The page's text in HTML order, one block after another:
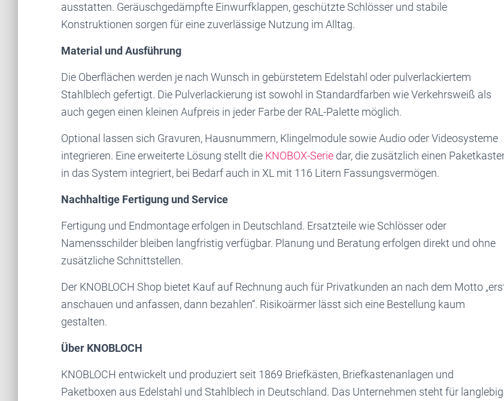
ausstatten. Geräuschgedämpfte Einwurfklappen, geschützte Schlösser und stabile
Konstruktionen sorgen für eine zuverlässige Nutzung im Alltag.
Material und Ausführung
Die Oberflächen werden je nach Wunsch in gebürstetem Edelstahl oder pulverlackiertem
Stahlblech gefertigt. Die Pulverlackierung ist sowohl in Standardfarben wie Verkehrsweiß als
auch gegen einen kleinen Aufpreis in jeder Farbe der RAL-Palette möglich.
Optional lassen sich Gravuren, Hausnummern, Klingelmodule sowie Audio oder Videosysteme
integrieren. Eine erweiterte Lösung stellt die KNOBOX-Serie dar, die zusätzlich einen
in das System integriert, bei Bedarf auch in XL mit 116 Litern Fassungsvermögen.
Nachhaltige Fertigung und Service
Fertigung und Endmontage erfolgen in Deutschland. Ersatzteile wie Schlösser oder
Namensschilder bleiben langfristig verfügbar. Planung und Beratung erfolgen direkt und ohne
zusätzliche Schnittstellen.
Der KNOBLOCH Shop bietet Kauf auf Rechnung auch für Privatkunden an nach dem Motto
anschauen und anfassen, dann bezahlen“. Risikoärmer lässt sich eine Bestellung kaum
gestalten.
Über KNOBLOCH
KNOBLOCH entwickelt und produziert seit 1869 Briefkästen, Briefkastenanlagen und
Paketboxen aus Edelstahl und Stahlblech in Deutschland. Das Unternehmen steht für